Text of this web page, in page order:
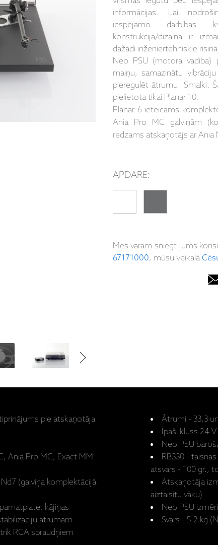
informācijas.
Lai
iespējamo darbības
konstrukcijā/dizainā ir
dažādi inženiertehniskie
Neo PSU (motora vadība)
maiņu, samazinātu
pieregulēt ātrumu. Smalki.
pielietota tikai Planar 10.
Planar 6 ieteicams
Ania Pro MC galviņām
redzams atskaņotājs ar Ania
APDARE:
Mēs varam sniegt jums
67171000, mūsu veikalā
pie atskaņotāja
Ania Pro MC, Exact MM
(galviņa komplektācijā
kājiņas
ātrumam
RCA spraudņiem
Ātrumi - 33,3
Īpaši kluss 24
Neo PSU
RB330 -
atsvars - 100 gr.,
Atskaņotāja
aiztaisītu vāku)
Neo PSU
Svars - 5.2 kg